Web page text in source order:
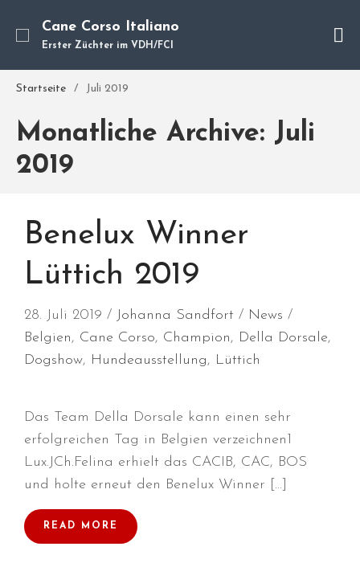
Cane Corso
Welpen
Würfe
Hundevermittlung
Blog
in Hallbergmoos (D)!
Voller Erfolg in Arnhem (NL)!
Cane Corso Italiano
Erster Züchter im VDH/FCI
Startseite / Juli 2019
Monatliche Archive: Juli
2019
Benelux Winner
Lüttich 2019
28. Juli 2019 Johanna Sandfort
News
Belgien, Cane Corso, Champion, Della Dorsale,
Dogshow, Hundeausstellung, Lüttich
Das Team Della Dorsale kann einen sehr
erfolgreichen Tag in Belgien verzeichnen1
Lux.JCh.Felina erhielt das CACIB, CAC, BOS
und holte erneut den Benelux Winner […]
READ MORE